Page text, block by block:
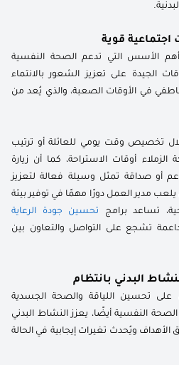
اجتماعية قوية
الأسس التي تدعم الصحة النفسية
الجيدة على تعزيز الشعور بالانتماء
في الأوقات الصعبة، والذي يُعد من
تخصيص وقت يومي للعائلة أو ترتيب
أوقات الاستراحة، كما أن زيارة
أو صداقة تمثل وسيلة فعالة لتعزيز
يلعب مدير العمل دورًا مهمًا في توفير بيئة
تساعد برامج تحسين جودة الرعاية
تشجع على التواصل والتعاون بين
البدني بانتظام
على تحسين اللياقة والصحة الجسدية
النفسية أيضًا، يعزز النشاط البدني
ويُحدث تغيرات إيجابية في الحالة